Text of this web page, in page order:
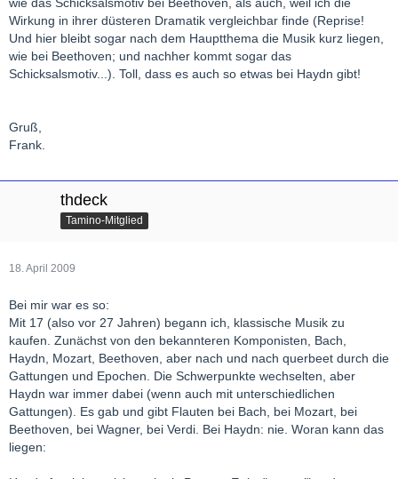
Wirkung in ihrer düsteren Dramatik vergleichbar finde (Reprise!
Und hier bleibt sogar nach dem Hauptthema die Musik kurz liegen,
wie bei Beethoven; und nachher kommt sogar das
Schicksalsmotiv...). Toll, dass es auch so etwas bei Haydn gibt!
Gruß,
Frank.
thdeck
Tamino-Mitglied
18. April 2009
Bei mir war es so:
Mit 17 (also vor 27 Jahren) begann ich, klassische Musik zu
kaufen. Zunächst von den bekannteren Komponisten, Bach,
Haydn, Mozart, Beethoven, aber nach und nach querbeet durch die
Gattungen und Epochen. Die Schwerpunkte wechselten, aber
Haydn war immer dabei (wenn auch mit unterschiedlichen
Gattungen). Es gab und gibt Flauten bei Bach, bei Mozart, bei
Beethoven, bei Wagner, bei Verdi. Bei Haydn: nie. Woran kann das
liegen: